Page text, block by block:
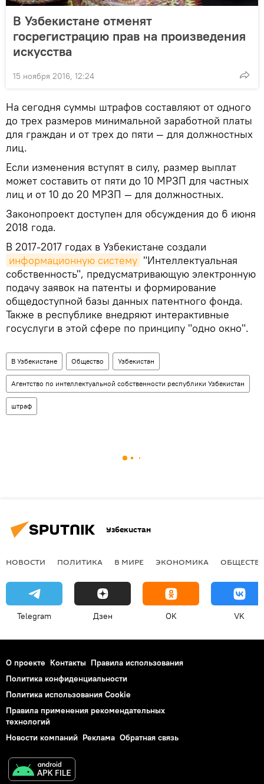
В Узбекистане отменят
госрегистрацию прав на произведения
искусства
15 ноября 2016, 12:24
На сегодня суммы штрафов составляют от одного
до трех размеров минимальной заработной платы
для граждан и от трех до пяти — для должностных
лиц.
Если изменения вступят в силу, размер выплат
может составить от пяти до 10 МРЗП для частных
лиц и от 10 до 20 МРЗП — для должностных.
Законопроект доступен для обсуждения до 6 июня
2018 года.
В 2017-2017 годах в Узбекистане создали
информационную систему "Интеллектуальная
собственность", предусматривающую электронную
подачу заявок на патенты и формирование
общедоступной базы данных патентного фонда.
Также в республике внедряют интерактивные
госуслуги в этой сфере по принципу "одно окно".
В Узбекистане Общество Узбекистан
Агентство по интеллектуальной собственности республики Узбекистан
штраф
Узбекистан
НОВОСТИ ПОЛИТИКА В МИРЕ ЭКОНОМИКА
Telegram Дзен OK VK
О проекте Контакты Правила использования
Политика конфиденциальности
Политика использования Cookie
Правила применения рекомендательных
технологий
Новости компаний Реклама Обратная связь